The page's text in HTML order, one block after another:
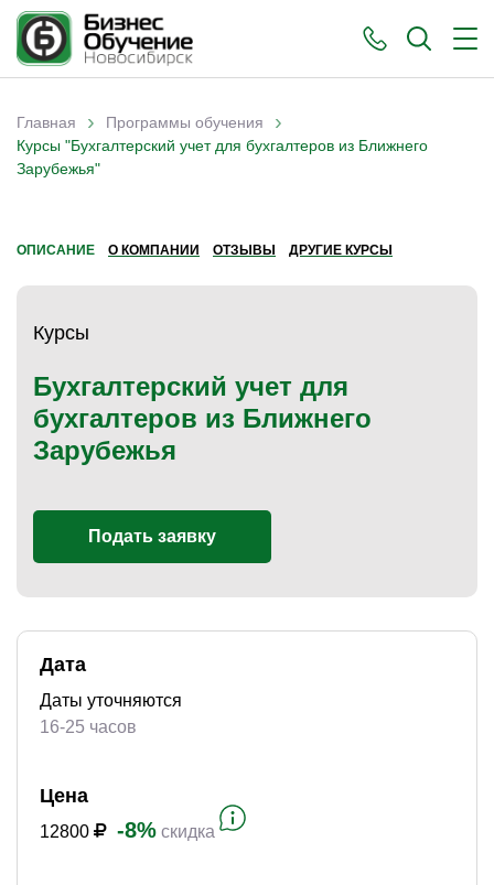
Вы здесь
Главная › Программы обучения ›
Курсы "Бухгалтерский учет для бухгалтеров из Ближнего
Зарубежья"
ОПИСАНИЕ О КОМПАНИИ ОТЗЫВЫ ДРУГИЕ КУРСЫ
Курсы
Бухгалтерский учет для
бухгалтеров из Ближнего
Зарубежья
Подать заявку
Дата
Даты уточняются
16-25 часов
Цена
12800 -8% скидка